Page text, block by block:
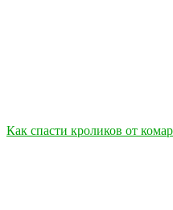
Как спасти кроликов от